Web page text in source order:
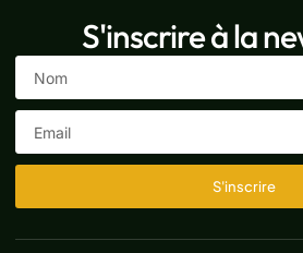
S'inscrire à la
S'inscrire